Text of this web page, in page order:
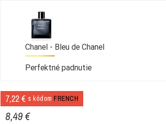
Chanel - Bleu de Chanel
Perfektné padnutie
7,22 € s kódom FRENCH
8,49 €